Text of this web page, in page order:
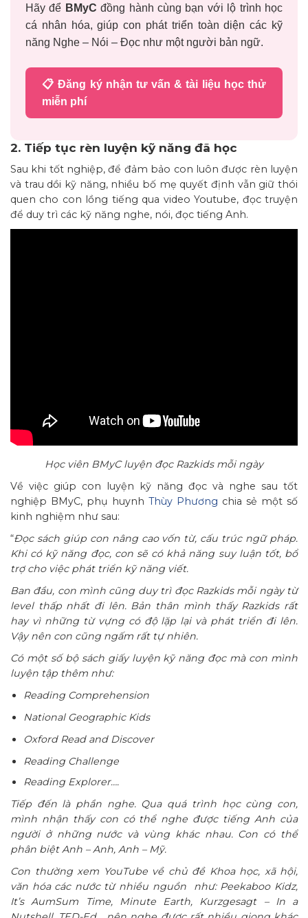
Hãy để BMyC đồng hành cùng bạn với lộ trình học
cá nhân hóa, giúp con phát triển toàn diện các kỹ
năng Nghe – Nói – Đọc như một người bản ngữ.
📋 Đăng ký nhận tư vấn & tài liệu học thử
miễn phí
2. Tiếp tục rèn luyện kỹ năng đã học
Sau khi tốt nghiệp, để đảm bảo con luôn được rèn luyện
và trau dồi kỹ năng, nhiều bố mẹ quyết định vẫn giữ thói
quen cho con lồng tiếng qua video Youtube, đọc truyện
để duy trì các kỹ năng nghe, nói, đọc tiếng Anh.
Học viên BMyC luyện đọc Razkids mỗi ngày
Về việc giúp con luyện kỹ năng đọc và nghe sau tốt
nghiệp BMyC, phụ huynh Thùy Phương chia sẻ một số
kinh nghiệm như sau:
“Đọc sách giúp con nâng cao vốn từ, cấu trúc ngữ pháp.
Khi có kỹ năng đọc, con sẽ có khả năng suy luận tốt, bổ
trợ cho việc phát triển kỹ năng viết.
Ban đầu, con mình cũng duy trì đọc Razkids mỗi ngày từ
level thấp nhất đi lên. Bản thân mình thấy Razkids rất
hay vì những từ vựng có độ lặp lại và phát triển đi lên.
Vậy nên con cũng ngấm rất tự nhiên.
Có một số bộ sách giấy luyện kỹ năng đọc mà con mình
luyện tập thêm như:
Reading Comprehension
National Geographic Kids
Oxford Read and Discover
Reading Challenge
Reading Explorer….
Tiếp đến là phần nghe. Qua quá trình học cùng con,
mình nhận thấy con có thể nghe được tiếng Anh của
người ở những nước và vùng khác nhau. Con có thể
phân biệt Anh – Anh, Anh – Mỹ.
Con thường xem YouTube về chủ đề Khoa học, xã hội,
văn hóa các nước từ nhiều nguồn như: Peekaboo Kidz,
It’s AumSum Time, Minute Earth, Kurzgesagt – In a